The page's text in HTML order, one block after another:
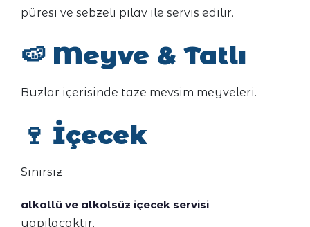
püresi ve sebzeli pilav ile servis edilir.
🍉 Meyve & Tatlı
Buzlar içerisinde taze mevsim meyveleri.
🍷 İçecek
Sınırsız
alkollü ve alkolsüz içecek servisi
yapılacaktır.